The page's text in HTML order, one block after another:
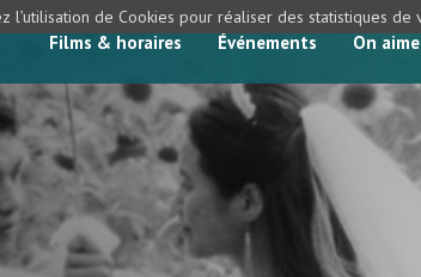
Films & horaires Événements On aime
l’utilisation de Cookies pour réaliser des statistiques de